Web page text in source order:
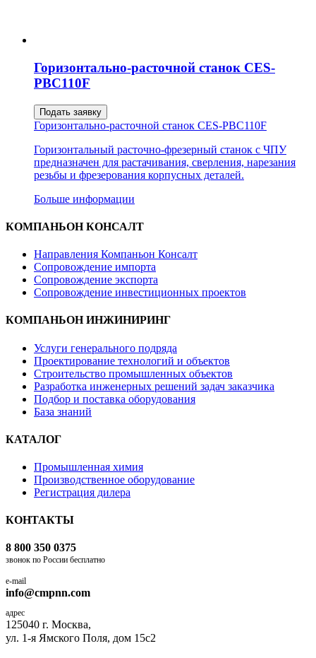
Горизонтально-расточной станок CES-
PBC110F
Подать заявку
Горизонтально-расточной станок CES-PBC110F
Горизонтальный расточно-фрезерный станок с ЧПУ
предназначен для растачивания, сверления, нарезания
резьбы и фрезерования корпусных деталей.
Больше информации
КОМПАНЬОН КОНСАЛТ
Направления Компаньон Консалт
Сопровождение импорта
Сопровождение экспорта
Сопровождение инвестиционных проектов
КОМПАНЬОН ИНЖИНИРИНГ
Услуги генерального подряда
Проектирование технологий и объектов
Строительство промышленных объектов
Разработка инженерных решений задач заказчика
Подбор и поставка оборудования
База знаний
КАТАЛОГ
Промышленная химия
Производственное оборудование
Регистрация дилера
КОНТАКТЫ
8 800 350 0375
звонок по России бесплатно
e-mail
info@cmpnn.com
адрес
125040 г. Москва,
ул. 1-я Ямского Поля, дом 15с2